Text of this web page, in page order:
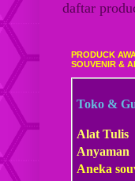
daftar
PRODUCK
SOUVENIR &
Toko &
Alat Tulis
Anyaman
Aneka